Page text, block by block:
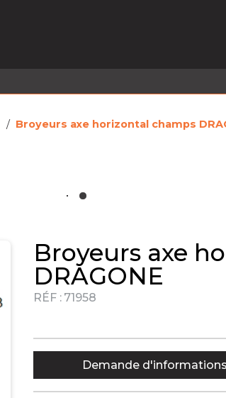
Broyeurs axe horizontal champs
Broyeurs axe
DRAGONE
RÉF : 71958
Demande d'informations